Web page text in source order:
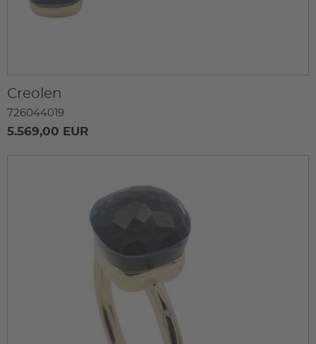
Creolen
726044019
5.569,00 EUR